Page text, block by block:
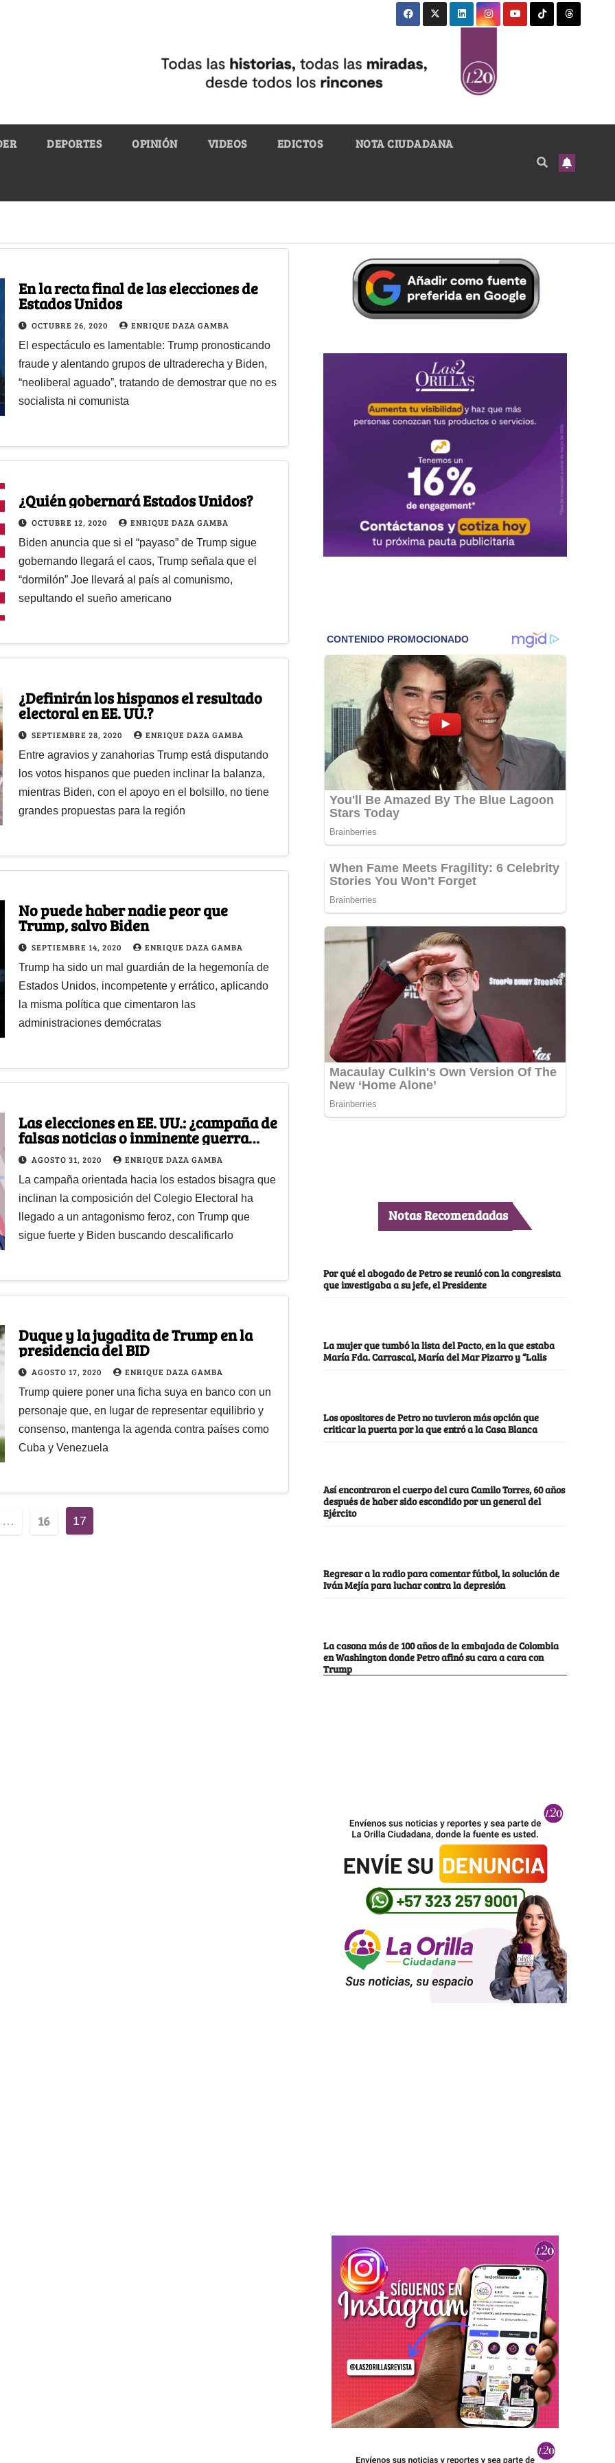
DEPORTES OPINIÓN VIDEOS EDICTOS NOTA CIUDADANA
En la recta final de las elecciones de
Estados Unidos
OCTUBRE 26, 2020 ENRIQUE DAZA GAMBA
El espectáculo es lamentable: Trump pronosticando
fraude y alentando grupos de ultraderecha y Biden,
“neoliberal aguado”, tratando de demostrar que no es
socialista ni comunista
¿Quién gobernará Estados Unidos?
OCTUBRE 12, 2020 ENRIQUE DAZA GAMBA
Biden anuncia que si el “payaso” de Trump sigue
gobernando llegará el caos, Trump señala que el
“dormilón” Joe llevará al país al comunismo,
sepultando el sueño americano
¿Definirán los hispanos el resultado
electoral en EE. UU.?
SEPTIEMBRE 28, 2020 ENRIQUE DAZA GAMBA
Entre agravios y zanahorias Trump está disputando
los votos hispanos que pueden inclinar la balanza,
mientras Biden, con el apoyo en el bolsillo, no tiene
grandes propuestas para la región
No puede haber nadie peor que
Trump, salvo Biden
SEPTIEMBRE 14, 2020 ENRIQUE DAZA GAMBA
Trump ha sido un mal guardián de la hegemonía de
Estados Unidos, incompetente y errático, aplicando
la misma política que cimentaron las
administraciones demócratas
Las elecciones en EE. UU.: ¿campaña de
falsas noticias o inminente guerra
civil?
AGOSTO 31, 2020 ENRIQUE DAZA GAMBA
La campaña orientada hacia los estados bisagra que
inclinan la composición del Colegio Electoral ha
llegado a un antagonismo feroz, con Trump que
sigue fuerte y Biden buscando descalificarlo
Duque y la jugadita de Trump en la
presidencia del BID
AGOSTO 17, 2020 ENRIQUE DAZA GAMBA
Trump quiere poner una ficha suya en banco con un
personaje que, en lugar de representar equilibrio y
consenso, mantenga la agenda contra países como
Cuba y Venezuela
… 16 17
Notas Recomendadas
Por qué el abogado de Petro se reunió con la congresista
que investigaba a su jefe, el Presidente
La mujer que tumbó la lista del Pacto, en la que estaba
María Fda. Carrascal, María del Mar Pizarro y “Lalis
Los opositores de Petro no tuvieron más opción que
criticar la puerta por la que entró a la Casa Blanca
Así encontraron el cuerpo del cura Camilo Torres, 60 años
después de haber sido escondido por un general del
Ejército
Regresar a la radio para comentar fútbol, la solución de
Iván Mejía para luchar contra la depresión
La casona más de 100 años de la embajada de Colombia
en Washington donde Petro afinó su cara a cara con
Trump